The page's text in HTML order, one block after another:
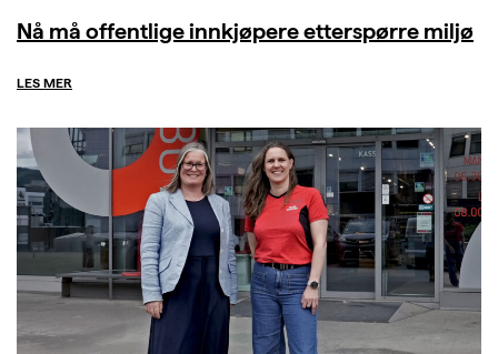
Nå må offentlige innkjøpere etterspørre miljø
LES MER